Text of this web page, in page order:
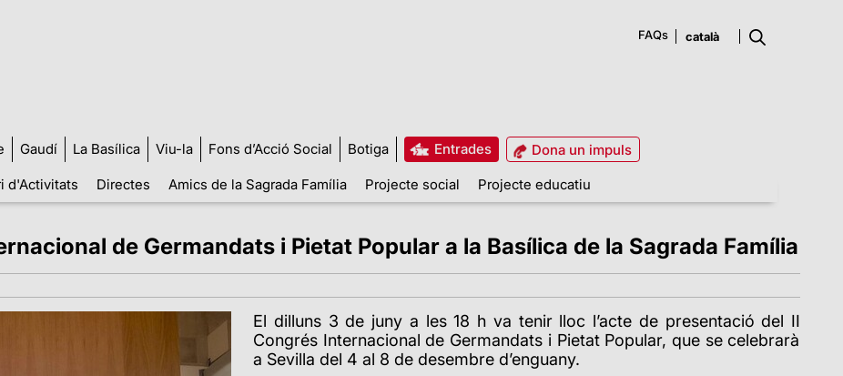
FAQs
Gaudí La Basílica Viu-la Fons d’Acció Social Botiga Entrades
Dona un impuls
d'Activitats Directes Amics de la Sagrada Família Projecte social Projecte educatiu
de Germandats i Pietat Popular a la Basílica de la Sagrada Família
El dilluns 3 de juny a les 18 h va tenir lloc l’acte de presentació del II
Congrés Internacional de Germandats i Pietat Popular, que se celebrarà
a Sevilla del 4 al 8 de desembre d’enguany.